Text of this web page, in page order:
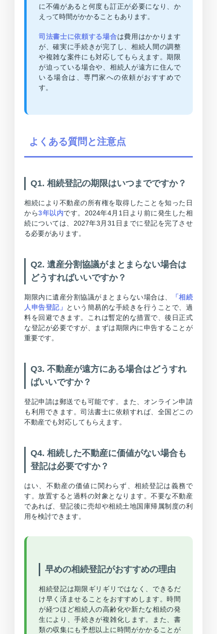
に不備があると何度も訂正が必要になり、か
えって時間がかかることもあります。
司法書士に依頼する場合は費用はかかります
が、確実に手続きが完了し、相続人間の調整
や複雑な案件にも対応してもらえます。期限
が迫っている場合や、相続人が遠方に住んで
いる場合は、専門家への依頼がおすすめで
す。
よくある質問と注意点
Q1. 相続登記の期限はいつまでですか？
相続により不動産の所有権を取得したことを知った日
から3年以内です。2024年4月1日より前に発生した相
続については、2027年3月31日までに登記を完了させ
る必要があります。
Q2. 遺産分割協議がまとまらない場合は
どうすればいいですか？
期限内に遺産分割協議がまとまらない場合は、
「相続
人申告登記」 という簡易的な手続きを行うことで、過
料を回避できます。これは暫定的な措置で、後日正式
な登記が必要ですが、まずは期限内に申告することが
重要です。
Q3. 不動産が遠方にある場合はどうすれ
ばいいですか？
登記申請は郵送でも可能です。また、オンライン申請
も利用できます。司法書士に依頼すれば、全国どこの
不動産でも対応してもらえます。
Q4. 相続した不動産に価値がない場合も
登記は必要ですか？
はい、不動産の価値に関わらず、相続登記は義務で
す。放置すると過料の対象となります。不要な不動産
であれば、登記後に売却や相続土地国庫帰属制度の利
用を検討できます。
早めの相続登記がおすすめの理由
相続登記は期限ギリギリではなく、できるだ
け早く済ませることをおすすめします。時間
が経つほど相続人の高齢化や新たな相続の発
生により、手続きが複雑化します。また、書
類の収集にも予想以上に時間がかかることが